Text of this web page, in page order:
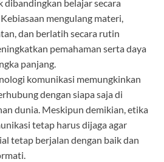
dibandingkan belajar secara
mengulang materi,
dan berlatih secara rutin
pemahaman serta daya
panjang.
komunikasi memungkinkan
dengan siapa saja di
dunia. Meskipun demikian, etika
tetap harus dijaga agar
tetap berjalan dengan baik dan